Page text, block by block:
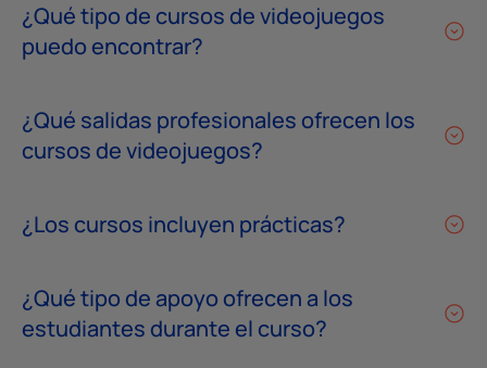
¿Qué tipo de cursos de videojuegos
puedo encontrar?
¿Qué salidas profesionales ofrecen los
cursos de videojuegos?
¿Los cursos incluyen prácticas?
¿Qué tipo de apoyo ofrecen a los
estudiantes durante el curso?